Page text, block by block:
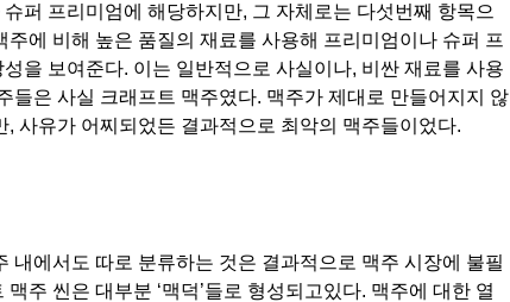
퍼 프리미엄에 해당하지만, 그 자체로는 다섯번째 항목으
에 비해 높은 품질의 재료를 사용해 프리미엄이나 슈퍼 프
을 보여준다. 이는 일반적으로 사실이나, 비싼 재료를 사용
은 사실 크래프트 맥주였다. 맥주가 제대로 만들어지지 않
사유가 어찌되었든 결과적으로 최악의 맥주들이었다.
에서도 따로 분류하는 것은 결과적으로 맥주 시장에 불필
주 씬은 대부분 ‘맥덕’들로 형성되고있다. 맥주에 대한 열